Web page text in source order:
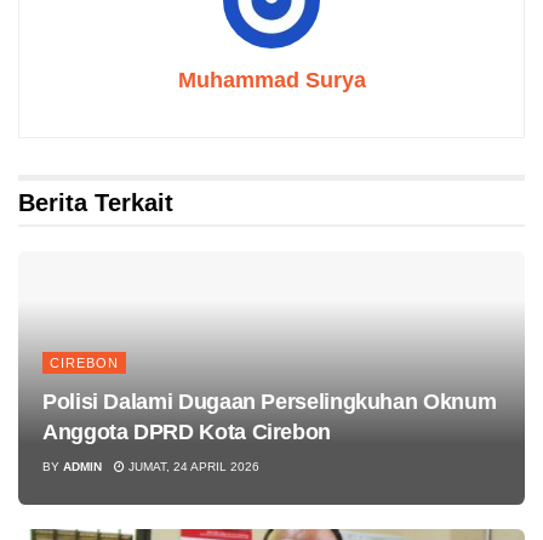
Muhammad Surya
Berita Terkait
CIREBON
Polisi Dalami Dugaan Perselingkuhan Oknum
Anggota DPRD Kota Cirebon
BY ADMIN JUMAT, 24 APRIL 2026